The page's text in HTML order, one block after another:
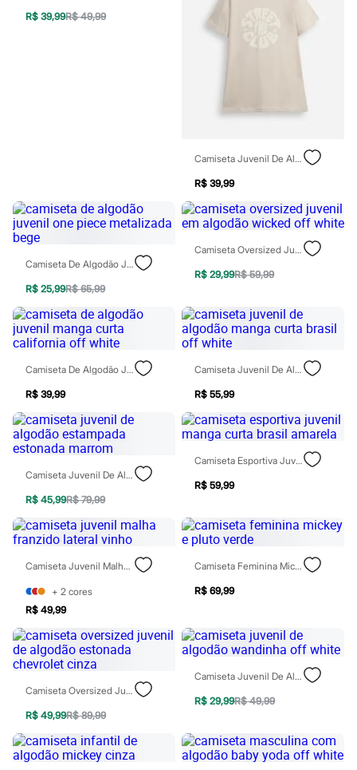
Relógios
Regatas
Moda íntima
Cuecas
Meias
Pijamas
Personagens
Plus size
Blusas e Camisetas
Calças
Camisas
Casacos e Jaquetas
Jeans
Moda esportiva
Todos os produtos
Infantil
Em alta
Arrumadinho para os meninos
Romântico para as meninas
Inverno
Novidades
Roupas menina
0 a 24 meses
4 a 12 anos
Roupas menino
0 a 24 meses
4 a 12 anos
10 a 16 anos
Acessórios
Bolsas e Mochilas
Chapéus
Calçados
Botas
Chinelos
Pantufas
R$ 39,99R$ 49,99
Camiseta Juvenil De Algodão Manga Curta Street The Club Bege
R$ 39,99
Camiseta De Algodão Juvenil One Piece Metalizada Bege
R$ 25,99R$ 65,99
Camiseta Oversized Juvenil Em Algodão Wicked Off White
R$ 29,99R$ 59,99
Camiseta De Algodão Juvenil Manga Curta California Off White
R$ 39,99
Camiseta Juvenil De Algodão Manga Curta Brasil Off White
R$ 55,99
Camiseta Juvenil De Algodão Estampada Estonada Marrom
R$ 45,99R$ 79,99
Camiseta Esportiva Juvenil Manga Curta Brasil Amarela
R$ 59,99
Camiseta Juvenil Malha Franzido Lateral Vinho
+ 2 cores
R$ 49,99
Camiseta Feminina Mickey E Pluto Verde
R$ 69,99
Camiseta Oversized Juvenil De Algodão Estonada Chevrolet Cinza
R$ 49,99R$ 89,99
Camiseta Juvenil De Algodão Wandinha Off White
R$ 29,99R$ 49,99